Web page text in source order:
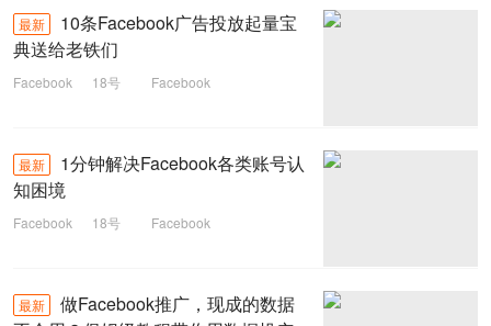
最新
10条Facebook广告投放起量宝
典送给老铁们
Facebook 18号 Facebook
最新
1分钟解决Facebook各类账号认
知困境
Facebook 18号 Facebook
最新
做Facebook推广，现成的数据